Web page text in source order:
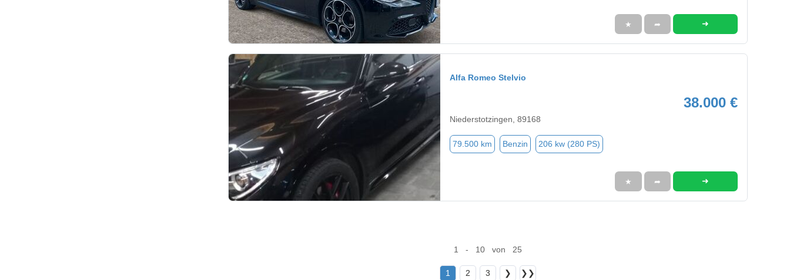
★ ➦ ➜
Alfa Romeo Stelvio
38.000 €
Niederstotzingen, 89168
79.500 km Benzin 206 kw (280 PS)
★ ➦ ➜
1 - 10 von 25
1 2 3 ❯ ❯❯